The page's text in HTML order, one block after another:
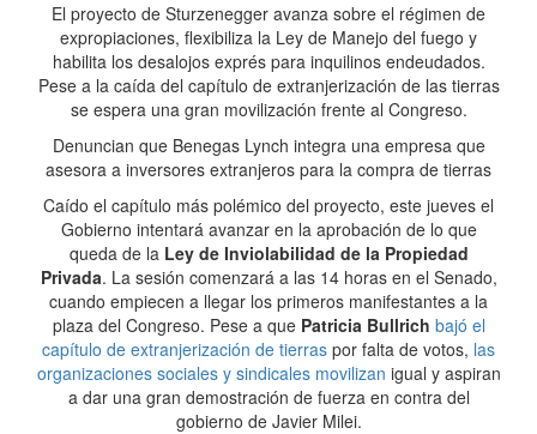
El proyecto de Sturzenegger avanza sobre el régimen de
expropiaciones, flexibiliza la Ley de Manejo del fuego y
habilita los desalojos exprés para inquilinos endeudados.
Pese a la caída del capítulo de extranjerización de las tierras
se espera una gran movilización frente al Congreso.
Denuncian que Benegas Lynch integra una empresa que
asesora a inversores extranjeros para la compra de tierras
Caído el capítulo más polémico del proyecto, este jueves el
Gobierno intentará avanzar en la aprobación de lo que
queda de la Ley de Inviolabilidad de la Propiedad
Privada. La sesión comenzará a las 14 horas en el Senado,
cuando empiecen a llegar los primeros manifestantes a la
plaza del Congreso. Pese a que Patricia Bullrich bajó el
capítulo de extranjerización de tierras por falta de votos, las
organizaciones sociales y sindicales movilizan igual y aspiran
a dar una gran demostración de fuerza en contra del
gobierno de Javier Milei.